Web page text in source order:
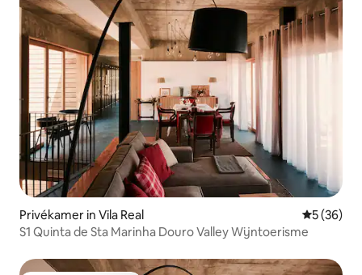
Privékamer in Vila Real
5 (36)
S1 Quinta de Sta Marinha Douro Valley Wijntoerisme